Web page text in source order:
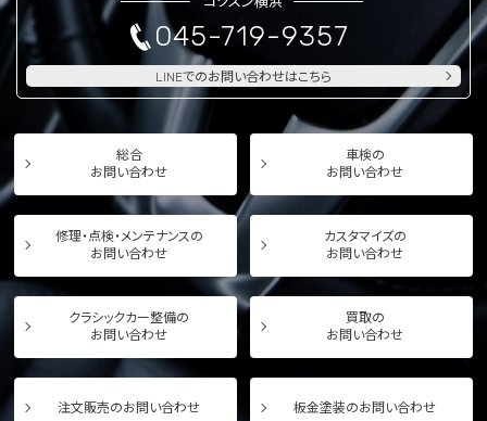
045-719-9357
LINEでのお問い合わせはこちら
総合
お問い合わせ
車検の
お問い合わせ
修理・点検・メンテナンスの
お問い合わせ
カスタマイズの
お問い合わせ
クラシックカー整備の
お問い合わせ
買取の
お問い合わせ
注文販売のお問い合わせ 板金塗装のお問い合わせ